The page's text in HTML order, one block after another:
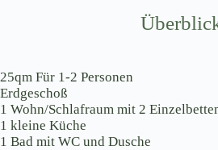
25qm Für 1-2 Personen
Erdgeschoß
1 Wohn/Schlafraum mit 2
1 kleine Küche
1 Bad mit WC und Dusche